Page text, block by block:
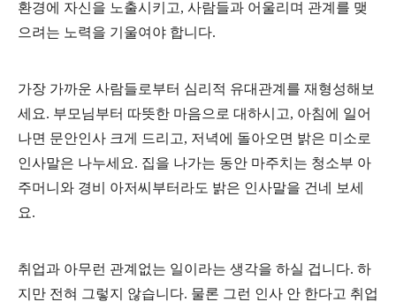
환경에 자신을 노출시키고, 사람들과 어울리며 관계를 맺
으려는 노력을 기울여야 합니다.
가장 가까운 사람들로부터 심리적 유대관계를 재형성해보
세요. 부모님부터 따뜻한 마음으로 대하시고, 아침에 일어
나면 문안인사 크게 드리고, 저녁에 돌아오면 밝은 미소로
인사말은 나누세요. 집을 나가는 동안 마주치는 청소부 아
주머니와 경비 아저씨부터라도 밝은 인사말을 건네 보세
요.
취업과 아무런 관계없는 일이라는 생각을 하실 겁니다. 하
지만 전혀 그렇지 않습니다. 물론 그런 인사 안 한다고 취업